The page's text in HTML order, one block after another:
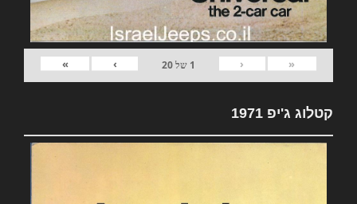
«
‹
1 של20
›
»
קטלוג ג'יפ 1971